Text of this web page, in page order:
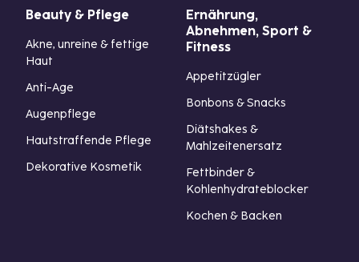
Beauty & Pflege
Akne, unreine & fettige
Haut
Anti-Age
Augenpflege
Hautstraffende Pflege
Dekorative Kosmetik
Ernährung,
Abnehmen, Sport &
Fitness
Appetitzügler
Bonbons & Snacks
Diätshakes &
Mahlzeitenersatz
Fettbinder &
Kohlenhydrateblocker
Kochen & Backen